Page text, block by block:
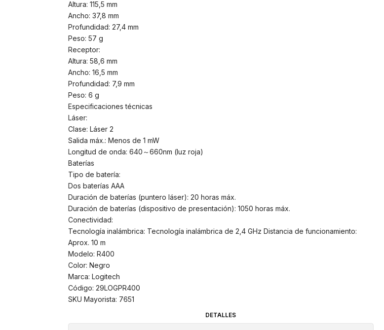
Altura: 115,5 mm
Ancho: 37,8 mm
Profundidad: 27,4 mm
Peso: 57 g
Receptor:
Altura: 58,6 mm
Ancho: 16,5 mm
Profundidad: 7,9 mm
Peso: 6 g
Especificaciones técnicas
Láser:
Clase: Láser 2
Salida máx.: Menos de 1 mW
Longitud de onda: 640～660nm (luz roja)
Baterías
Tipo de batería:
Dos baterías AAA
Duración de baterías (puntero láser): 20 horas máx.
Duración de baterías (dispositivo de presentación): 1050 horas máx.
Conectividad:
Tecnología inalámbrica: Tecnología inalámbrica de 2,4 GHz Distancia de funcionamiento:
Aprox. 10 m
Modelo: R400
Color: Negro
Marca: Logitech
Código: 29LOGPR400
SKU Mayorista: 7651
DETALLES